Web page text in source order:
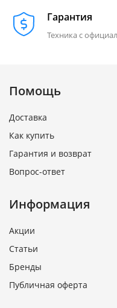
Гарантия
Техника с
Помощь
Доставка
Как купить
Гарантия и возврат
Вопрос-ответ
Информация
Акции
Статьи
Бренды
Публичная оферта